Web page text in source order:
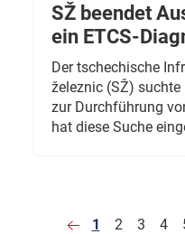
SŽ beendet
ein ETCS-
Der tschechische
železnic (SŽ)
zur Durchführung
hat diese Suche
1 2 3 4